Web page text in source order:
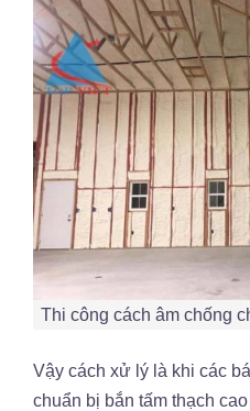
Thi công cách âm chống
Vậy cách xử lý là khi các
chuẩn bị bắn tấm thạch